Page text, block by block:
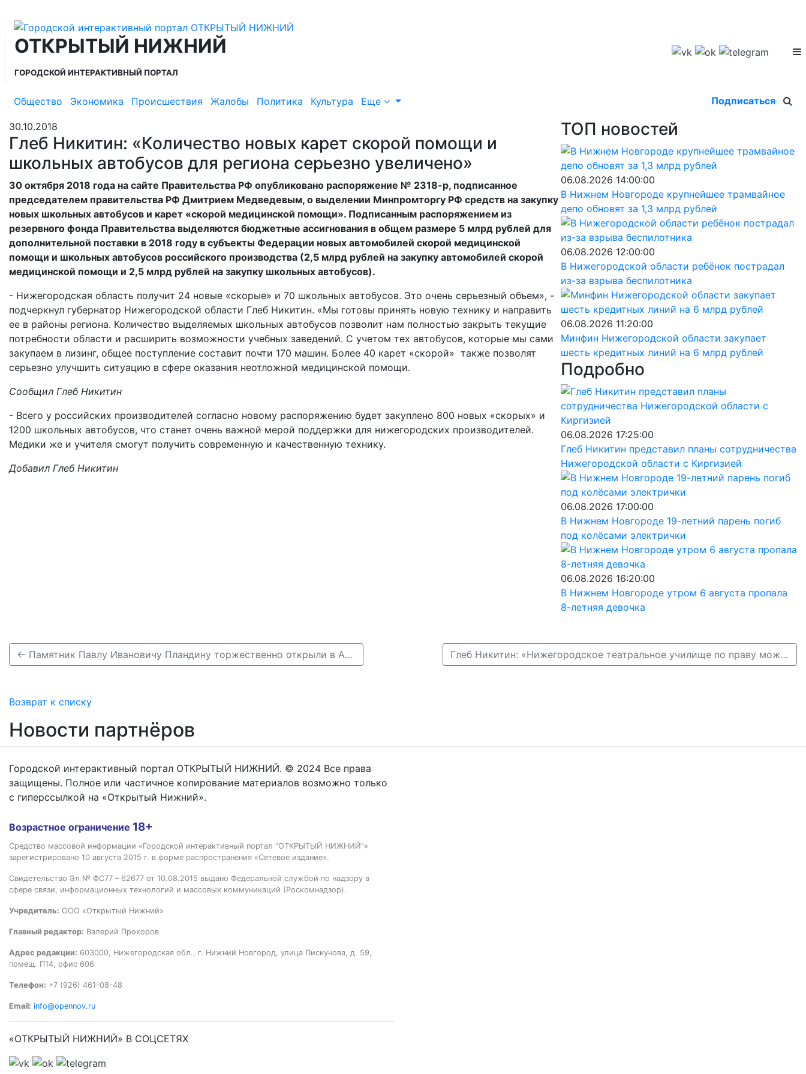
ОТКРЫТЫЙ НИЖНИЙ
ГОРОДСКОЙ ИНТЕРАКТИВНЫЙ ПОРТАЛ
Общество Экономика Происшествия Жалобы Политика Культура Еще Подписаться
30.10.2018
Глеб Никитин: «Количество новых карет скорой помощи и
школьных автобусов для региона серьезно увеличено»
30 октября 2018 года на сайте Правительства РФ опубликовано распоряжение № 2318-р, подписанное
председателем правительства РФ Дмитрием Медведевым, о выделении Минпромторгу РФ средств на закупку
новых школьных автобусов и карет «скорой медицинской помощи». Подписанным распоряжением из
резервного фонда Правительства выделяются бюджетные ассигнования в общем размере 5 млрд рублей для
дополнительной поставки в 2018 году в субъекты Федерации новых автомобилей скорой медицинской
помощи и школьных автобусов российского производства (2,5 млрд рублей на закупку автомобилей скорой
медицинской помощи и 2,5 млрд рублей на закупку школьных автобусов).
- Нижегородская область получит 24 новые «скорые» и 70 школьных автобусов. Это очень серьезный объем», -
подчеркнул губернатор Нижегородской области Глеб Никитин. «Мы готовы принять новую технику и направить
ее в районы региона. Количество выделяемых школьных автобусов позволит нам полностью закрыть текущие
потребности области и расширить возможности учебных заведений. С учетом тех автобусов, которые мы сами
закупаем в лизинг, общее поступление составит почти 170 машин. Более 40 карет «скорой» также позволят
серьезно улучшить ситуацию в сфере оказания неотложной медицинской помощи.
Сообщил Глеб Никитин
- Всего у российских производителей согласно новому распоряжению будет закуплено 800 новых «скорых» и
1200 школьных автобусов, что станет очень важной мерой поддержки для нижегородских производителей.
Медики же и учителя смогут получить современную и качественную технику.
Добавил Глеб Никитин
ТОП новостей
06.08.2026 14:00:00
В Нижнем Новгороде крупнейшее трамвайное
депо обновят за 1,3 млрд рублей
06.08.2026 12:00:00
В Нижегородской области ребёнок пострадал
из-за взрыва беспилотника
06.08.2026 11:20:00
Минфин Нижегородской области закупает
шесть кредитных линий на 6 млрд рублей
Подробно
06.08.2026 17:25:00
Глеб Никитин представил планы сотрудничества
Нижегородской области с Киргизией
06.08.2026 17:00:00
В Нижнем Новгороде 19-летний парень погиб
под колёсами электрички
06.08.2026 16:20:00
В Нижнем Новгороде утром 6 августа пропала
8-летняя девочка
← Памятник Павлу Ивановичу Пландину торжественно открыли в Арзамасе Глеб Никитин: «Нижегородское театральное училище по праву можно назвать одним из культурных центров региона» →
Возврат к списку
Новости партнёров
Городской интерактивный портал ОТКРЫТЫЙ НИЖНИЙ. © 2024 Все права
защищены. Полное или частичное копирование материалов возможно только
с гиперссылкой на «Открытый Нижний».
Возрастное ограничение 18+
Средство массовой информации «Городской интерактивный портал “ОТКРЫТЫЙ НИЖНИЙ”»
зарегистрировано 10 августа 2015 г. в форме распространения «Сетевое издание».
Свидетельство Эл № ФС77 – 62677 от 10.08.2015 выдано Федеральной службой по надзору в
сфере связи, информационных технологий и массовых коммуникаций (Роскомнадзор).
Учредитель: ООО «Открытый Нижний»
Главный редактор: Валерий Прохоров
Адрес редакции: 603000, Нижегородская обл., г. Нижний Новгород, улица Пискунова, д. 59,
помещ. П14, офис 606
Телефон: +7 (926) 461-08-48
Email: info@opennov.ru
«ОТКРЫТЫЙ НИЖНИЙ» В СОЦСЕТЯХ